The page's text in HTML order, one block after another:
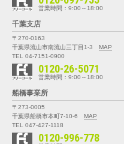
営業時間：9:00～18:00
千葉支店
〒270-0163
千葉県流山市南流山三丁目1-3
MAP
TEL 04-7151-0900
0120-26-5071
営業時間：9:00～18:00
船橋事業所
〒273-0005
千葉県船橋市本町7-10-6
MAP
TEL 047-427-1118
0120-996-778